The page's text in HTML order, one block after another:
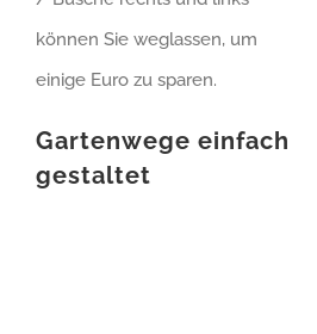
können Sie weglassen, um
einige Euro zu sparen.
Gartenwege einfach
gestaltet